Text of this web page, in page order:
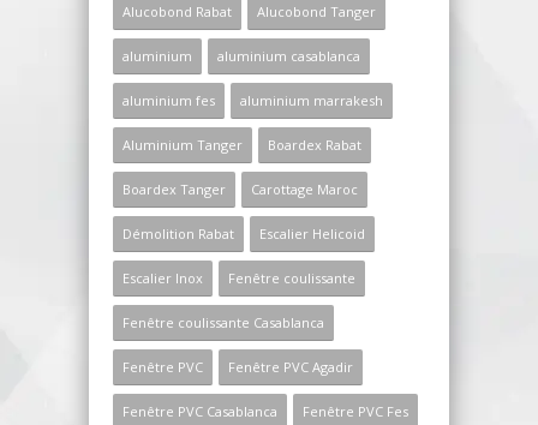
Alucobond Rabat Alucobond Tanger
aluminium aluminium casablanca
aluminium fes aluminium marrakesh
Aluminium Tanger Boardex Rabat
Boardex Tanger Carottage Maroc
Démolition Rabat Escalier Helicoid
Escalier Inox Fenêtre coulissante
Fenêtre coulissante Casablanca
Fenêtre PVC Fenêtre PVC Agadir
Fenêtre PVC Casablanca Fenêtre PVC Fes